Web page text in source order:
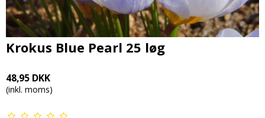
Krokus Blue Pearl 25 løg
48,95 DKK
(inkl. moms)